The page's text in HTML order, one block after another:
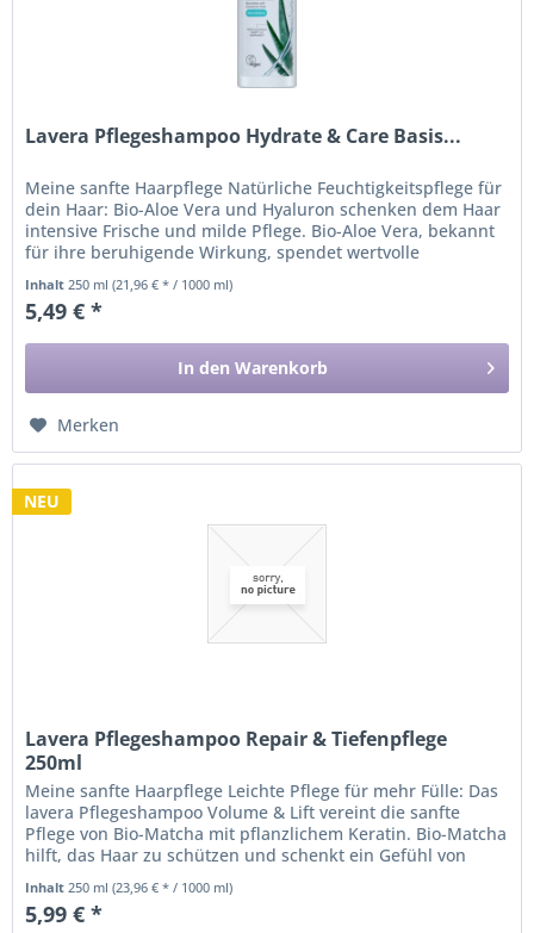
Lavera Pflegeshampoo Hydrate & Care Basis...
Meine sanfte Haarpflege Natürliche Feuchtigkeitspflege für
dein Haar: Bio-Aloe Vera und Hyaluron schenken dem Haar
intensive Frische und milde Pflege. Bio-Aloe Vera, bekannt
für ihre beruhigende Wirkung, spendet wertvolle
Inhalt250 ml(21,96 € * / 1000 ml)
5,49 € *
In den Warenkorb
Merken
NEU
Lavera Pflegeshampoo Repair & Tiefenpflege
250ml
Meine sanfte Haarpflege Leichte Pflege für mehr Fülle: Das
lavera Pflegeshampoo Volume & Lift vereint die sanfte
Pflege von Bio-Matcha mit pflanzlichem Keratin. Bio-Matcha
hilft, das Haar zu schützen und schenkt ein Gefühl von
Inhalt250 ml(23,96 € * / 1000 ml)
5,99 € *